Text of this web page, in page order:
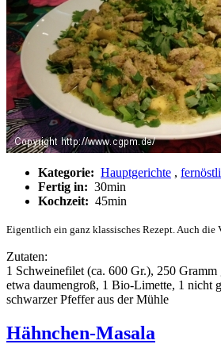
Kategorie: Hauptgerichte ,
Fertig in: 30min
Kochzeit: 45min
Eigentlich ein ganz klassisches Rezept. Auch
Zutaten:
1 Schweinefilet (ca. 600 Gr.), 250
etwa daumengroß, 1 Bio-Limette, 1 nicht
schwarzer Pfeffer aus der Mühle
Hähnchen-Masala